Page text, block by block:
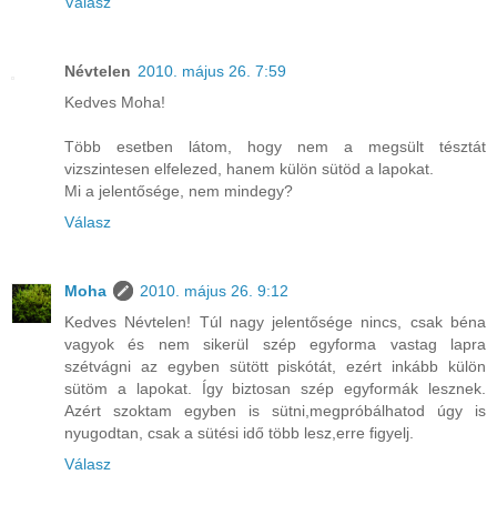
Névtelen 2010. május 26. 7:59
Kedves Moha!
Több esetben látom, hogy nem a megsült tésztát
vizszintesen elfelezed, hanem külön sütöd a lapokat.
Mi a jelentősége, nem mindegy?
Válasz
Moha
2010. május 26. 9:12
Kedves Névtelen! Túl nagy jelentősége nincs, csak béna
vagyok és nem sikerül szép egyforma vastag lapra
szétvágni az egyben sütött piskótát, ezért inkább külön
sütöm a lapokat. Így biztosan szép egyformák lesznek.
Azért szoktam egyben is sütni,megpróbálhatod úgy is
nyugodtan, csak a sütési idő több lesz,erre figyelj.
Válasz